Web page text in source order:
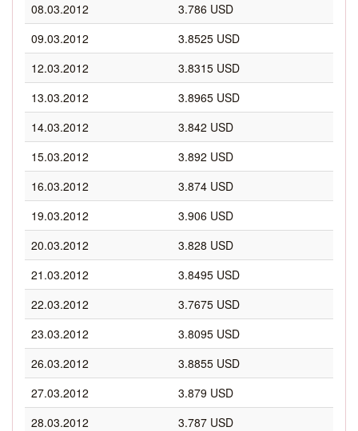
08.03.2012
3.786 USD
09.03.2012
3.8525 USD
12.03.2012
3.8315 USD
13.03.2012
3.8965 USD
14.03.2012
3.842 USD
15.03.2012
3.892 USD
16.03.2012
3.874 USD
19.03.2012
3.906 USD
20.03.2012
3.828 USD
21.03.2012
3.8495 USD
22.03.2012
3.7675 USD
23.03.2012
3.8095 USD
26.03.2012
3.8855 USD
27.03.2012
3.879 USD
28.03.2012
3.787 USD